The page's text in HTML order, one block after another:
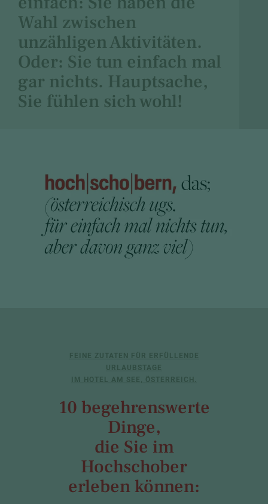
Wahl zwischen
unzähligen Aktivitäten.
Oder: Sie tun einfach mal
gar nichts. Hauptsache,
Sie fühlen sich wohl!
FEINE ZUTATEN FÜR ERFÜLLENDE
URLAUBSTAGE
IM HOTEL AM SEE, ÖSTERREICH.
10 begehrenswerte
Dinge,
die Sie im
Hochschober
erleben können: